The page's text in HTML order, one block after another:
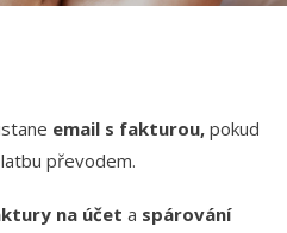
email s fakturou, pokud
převodem.
na účet a spárování